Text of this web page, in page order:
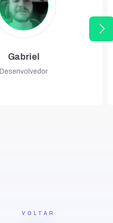
Gabriel
Desenvolvedor
arrow_forward_ios
VOLTAR